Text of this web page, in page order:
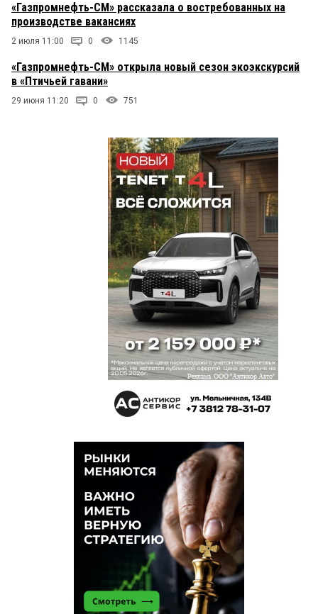
«Газпромнефть-СМ» рассказала о востребованных на
производстве вакансиях
2 июля 11:00 0 1145
«Газпромнефть-СМ» открыла новый сезон экоэкскурсий
в «Птичьей гавани»
29 июня 11:20 0 751